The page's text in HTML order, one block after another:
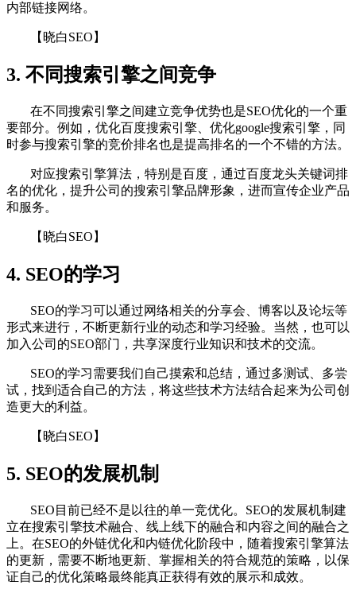
内部链接网络。
【晓白SEO】
3. 不同搜索引擎之间竞争
在不同搜索引擎之间建立竞争优势也是SEO优化的一个重
要部分。例如，优化百度搜索引擎、优化google搜索引擎，同
时参与搜索引擎的竞价排名也是提高排名的一个不错的方法。
对应搜索引擎算法，特别是百度，通过百度龙头关键词排
名的优化，提升公司的搜索引擎品牌形象，进而宣传企业产品
和服务。
【晓白SEO】
4. SEO的学习
SEO的学习可以通过网络相关的分享会、博客以及论坛等
形式来进行，不断更新行业的动态和学习经验。当然，也可以
加入公司的SEO部门，共享深度行业知识和技术的交流。
SEO的学习需要我们自己摸索和总结，通过多测试、多尝
试，找到适合自己的方法，将这些技术方法结合起来为公司创
造更大的利益。
【晓白SEO】
5. SEO的发展机制
SEO目前已经不是以往的单一竞优化。SEO的发展机制建
立在搜索引擎技术融合、线上线下的融合和内容之间的融合之
上。在SEO的外链优化和内链优化阶段中，随着搜索引擎算法
的更新，需要不断地更新、掌握相关的符合规范的策略，以保
证自己的优化策略最终能真正获得有效的展示和成效。